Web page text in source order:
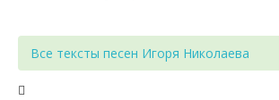
Все тексты песен Игоря Николаева